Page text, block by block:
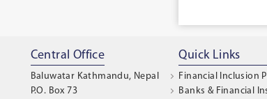
Central Office
Baluwatar Kathmandu, Nepal
P.O. Box 73
Quick Links
Financial Inclusion
Banks & Financial